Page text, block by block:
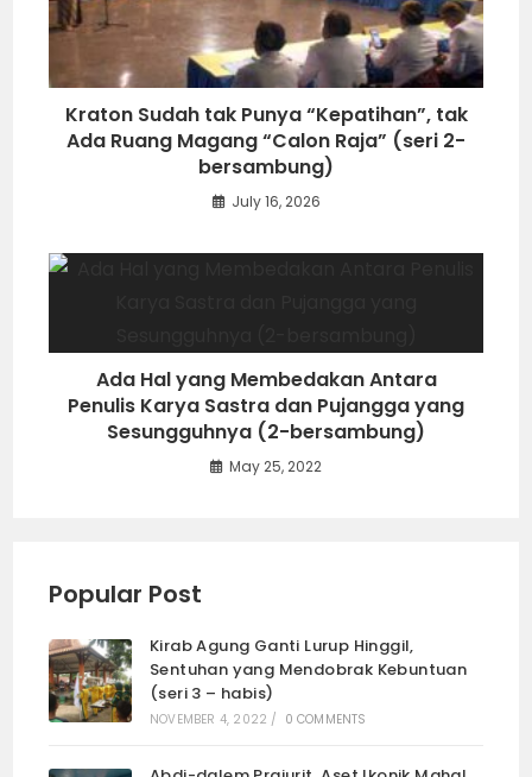
Kraton Sudah tak Punya “Kepatihan”, tak
Ada Ruang Magang “Calon Raja” (seri 2-
bersambung)
July 16, 2026
Ada Hal yang Membedakan Antara
Penulis Karya Sastra dan Pujangga yang
Sesungguhnya (2-bersambung)
May 25, 2022
Popular Post
Kirab Agung Ganti Lurup Hinggil,
Sentuhan yang Mendobrak Kebuntuan
(seri 3 – habis)
NOVEMBER 4, 2022 / 0 COMMENTS